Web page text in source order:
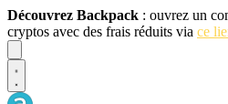
Découvrez Backpack : ouvrez un
cryptos avec des frais réduits via ce